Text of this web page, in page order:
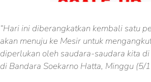
“Hari ini diberangkatkan kembali satu
akan menuju ke Mesir untuk
diperlukan oleh saudara-saudara kita
di Bandara Soekarno Hatta, Minggu (5/